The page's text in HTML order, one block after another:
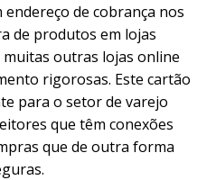
de cobrança nos
de produtos em lojas
outras lojas online
rigorosas. Este cartão
para o setor de varejo
que têm conexões
que de outra forma